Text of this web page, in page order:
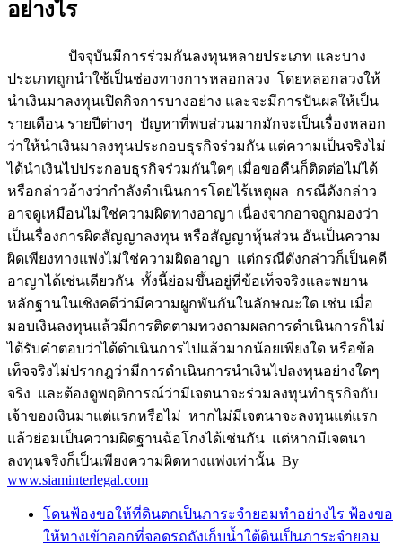
อย่างไร
ปัจจุบันมีการร่วมกันลงทุนหลายประเภท และบาง
ประเภทถูกนำใช้เป็นช่องทางการหลอกลวง โดยหลอกลวงให้
นำเงินมาลงทุนเปิดกิจการบางอย่าง และจะมีการปันผลให้เป็น
รายเดือน รายปีต่างๆ ปัญหาที่พบส่วนมากมักจะเป็นเรื่องหลอก
ว่าให้นำเงินมาลงทุนประกอบธุรกิจร่วมกัน แต่ความเป็นจริงไม่
ได้นำเงินไปประกอบธุรกิจร่วมกันใดๆ เมื่อขอคืนก็ติดต่อไม่ได้
หรือกล่าวอ้างว่ากำลังดำเนินการโดยไร้เหตุผล กรณีดังกล่าว
อาจดูเหมือนไม่ใช่ความผิดทางอาญา เนื่องจากอาจถูกมองว่า
เป็นเรื่องการผิดสัญญาลงทุน หรือสัญญาหุ้นส่วน อันเป็นความ
ผิดเพียงทางแพ่งไม่ใช่ความผิดอาญา แต่กรณีดังกล่าวก็เป็นคดี
อาญาได้เช่นเดียวกัน ทั้งนี้ย่อมขึ้นอยู่ที่ข้อเท็จจริงและพยาน
หลักฐานในเชิงคดีว่ามีความผูกพันกันในลักษณะใด เช่น เมื่อ
มอบเงินลงทุนแล้วมีการติดตามทวงถามผลการดำเนินการก็ไม่
ได้รับคำตอบว่าได้ดำเนินการไปแล้วมากน้อยเพียงใด หรือข้อ
เท็จจริงไม่ปรากฎว่ามีการดำเนินการนำเงินไปลงทุนอย่างใดๆ
จริง และต้องดูพฤติการณ์ว่ามีเจตนาจะร่วมลงทุนทำธุรกิจกับ
เจ้าของเงินมาแต่แรกหรือไม่ หากไม่มีเจตนาจะลงทุนแต่แรก
แล้วย่อมเป็นความผิดฐานฉ้อโกงได้เช่นกัน แต่หากมีเจตนา
ลงทุนจริงก็เป็นเพียงความผิดทางแพ่งเท่านั้น By
www.siaminterlegal.com
โดนฟ้องขอให้ที่ดินตกเป็นภาระจำยอมทำอย่างไร ฟ้องขอ
ให้ทางเข้าออกที่จอดรถถังเก็บน้ำใต้ดินเป็นภาระจำยอม